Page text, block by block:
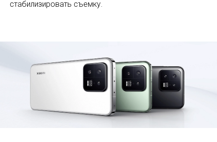
стабилизировать съемку.